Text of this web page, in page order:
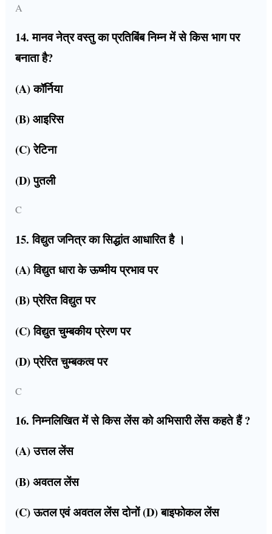
A
14. मानव नेत्र वस्तु का प्रतिबिंब निम्न में से किस भाग पर
बनाता है?
(A) कॉर्निया
(B) आइरिस
(C) रेटिना
(D) पुतली
C
15. विद्युत जनित्र का सिद्धांत आधारित है ।
(A) विद्युत धारा के ऊष्मीय प्रभाव पर
(B) प्रेरित विद्युत पर
(C) विद्युत चुम्बकीय प्रेरण पर
(D) प्रेरित चुम्बकत्व पर
C
16. निम्नलिखित में से किस लेंस को अभिसारी लेंस कहते हैं ?
(A) उत्तल लेंस
(B) अवतल लेंस
(C) ऊतल एवं अवतल लेंस दोनों (D) बाइफोकल लेंस